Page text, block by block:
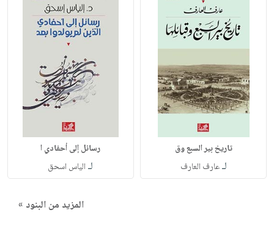
تاريخ بير السبع وق
لـعارف العارف
رسائل إلى أحفادي ا
لـ الياس اسحق
المزيد من البنود »